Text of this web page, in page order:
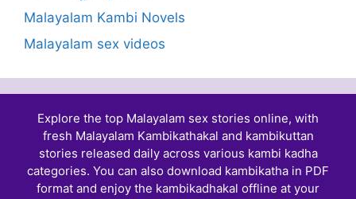
Malayalam Kambi Novels
Malayalam sex videos
Explore the top Malayalam sex stories online, with
fresh Malayalam Kambikathakal and kambikuttan
stories released daily across various kambi kadha
categories. You can also download kambikatha in PDF
format and enjoy the kambikadhakal offline at your